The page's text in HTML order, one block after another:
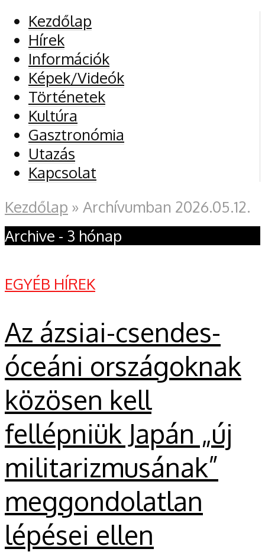
Kezdőlap
Hírek
Információk
Képek/Videók
Történetek
Kultúra
Gasztronómia
Utazás
Kapcsolat
Kezdőlap » Archívumban 2026.05.12.
Archive - 3 hónap
EGYÉB HÍREK
Az ázsiai-csendes-
óceáni országoknak
közösen kell
fellépniük Japán „új
militarizmusának”
meggondolatlan
lépései ellen